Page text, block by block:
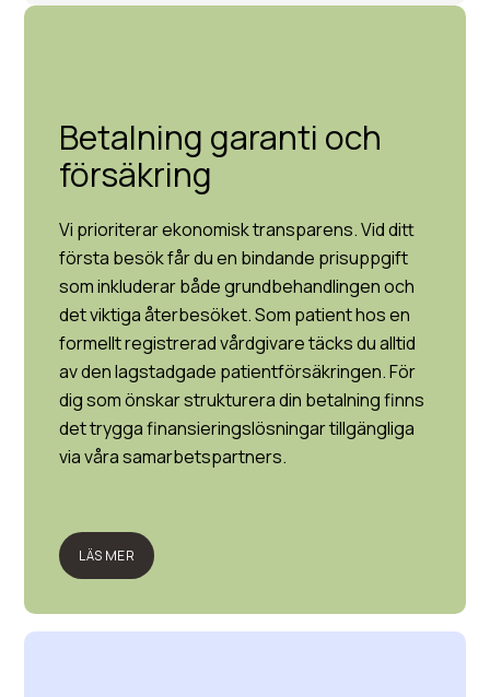
Betalning garanti och
försäkring
Vi prioriterar ekonomisk transparens. Vid ditt
första besök får du en bindande prisuppgift
som inkluderar både grundbehandlingen och
det viktiga återbesöket. Som patient hos en
formellt registrerad vårdgivare täcks du alltid
av den lagstadgade patientförsäkringen. För
dig som önskar strukturera din betalning finns
det trygga finansieringslösningar tillgängliga
via våra samarbetspartners.
LÄS MER